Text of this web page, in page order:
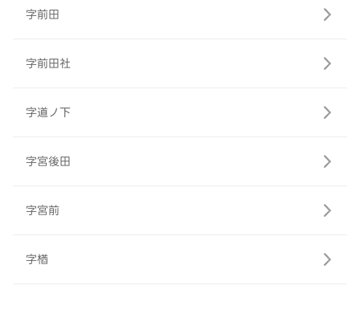
字前田
字前田社
字道ノ下
字宮後田
字宮前
字楢